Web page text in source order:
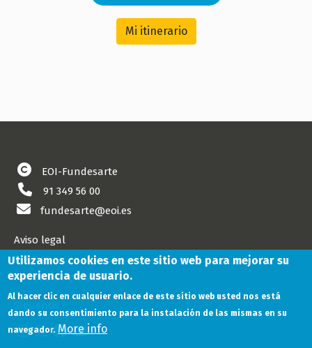
Mi itinerario
EOI-Fundesarte
91 349 56 00
fundesarte@eoi.es
Aviso legal
Cookies
Política de privacidad
Utilizamos cookies en este sitio web para mejorar su
experiencia de usuario.
Al hacer clic en cualquier enlace de este sitio web usted nos está
dando su consentimiento para la instalación de las mismas en su
navegador. More info